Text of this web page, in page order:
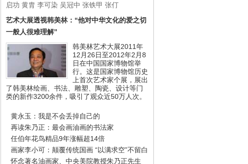
启功 黄胄 李可染 吴冠中 张铁甲 张仃
艺术大展透视韩美林：“他对中华文化的爱之切
一般人很难理解”
韩美林艺术大展2011年
12月26日至2012年2月8
日在中国国家博物馆举
行。这是国家博物馆历史
上首次艺术家个展，展出
了韩美林绘画、书法、雕塑、陶瓷、设计等门
类的新作3200余件，吸引了观众近50万人次。
黄永玉：我是不会丢掉自己的
再读朱乃正：最会画油画的书法家
任伯年花鸟精品9年涨幅超14倍
画家李小可：颠覆传统国画 “以满求空”不留白
怀念著名油画家、中央美院教授朱乃正先生